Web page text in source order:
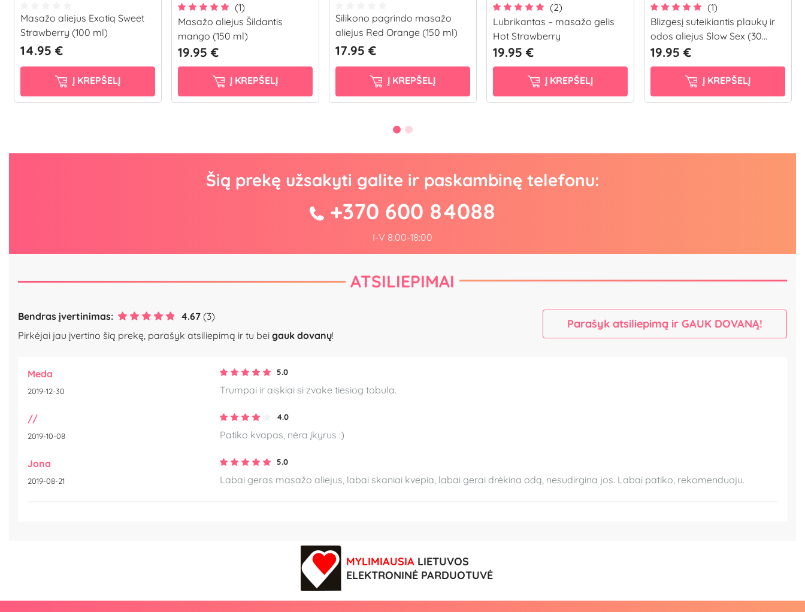
Masažo aliejus Exotiq Sweet
Strawberry (100 ml)
14.95 €
Į KREPŠELĮ
(1)
Masažo aliejus Šildantis
mango (150 ml)
19.95 €
Į KREPŠELĮ
Silikono pagrindo masažo
aliejus Red Orange (150 ml)
17.95 €
Į KREPŠELĮ
(2)
Lubrikantas – masažo gelis
Hot Strawberry
19.95 €
Į KREPŠELĮ
(1)
Blizgesį suteikiantis plaukų ir
odos aliejus Slow Sex (30...
19.95 €
Į KREPŠELĮ
Šią prekę užsakyti galite ir paskambinę telefonu:
+370 600 84088
I-V 8:00-18:00
ATSILIEPIMAI
Bendras įvertinimas: 4.67 (3)
Pirkėjai jau įvertino šią prekę, parašyk atsiliepimą ir tu bei gauk dovanų!
Parašyk atsiliepimą ir GAUK DOVANĄ!
Meda
2019-12-30
5.0
Trumpai ir aiskiai si zvake tiesiog tobula.
//
2019-10-08
4.0
Patiko kvapas, nėra įkyrus :)
Jona
2019-08-21
5.0
Labai geras masažo aliejus, labai skaniai kvepia, labai gerai drėkina odą, nesudirgina jos. Labai patiko, rekomenduoju.
MYLIMIAUSIA LIETUVOS
ELEKTRONINĖ PARDUOTUVĖ